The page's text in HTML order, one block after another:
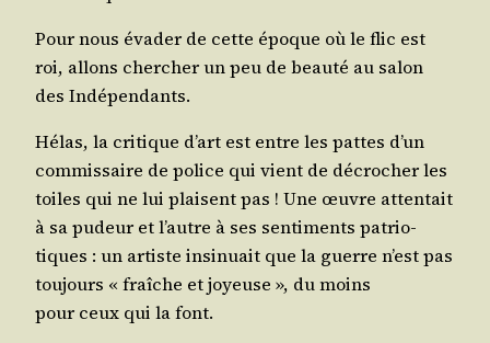
Pour nous éva­der de cette époque où le flic est
roi, allons cher­cher un peu de beau­té au salon
des Indépendants.
Hélas, la cri­tique d’art est entre les pattes d’un
com­mis­saire de police qui vient de décro­cher les
toiles qui ne lui plaisent pas ! Une œuvre atten­tait
à sa pudeur et l’autre à ses sen­ti­ments patrio­
tiques : un artiste insi­nuait que la guerre n’est pas
tou­jours « fraîche et joyeuse », du moins
pour ceux qui la font.